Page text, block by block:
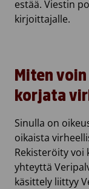
estää. Viestin
kirjoittajalle.
Miten
korjata
Sinulla on
oikaista
Rekisteröity voi
yhteyttä
käsittely liittyy